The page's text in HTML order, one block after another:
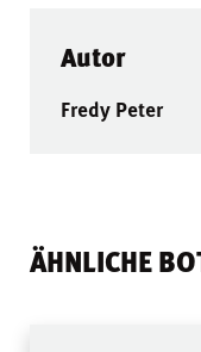
Autor
Fredy Peter
ÄHNLICHE